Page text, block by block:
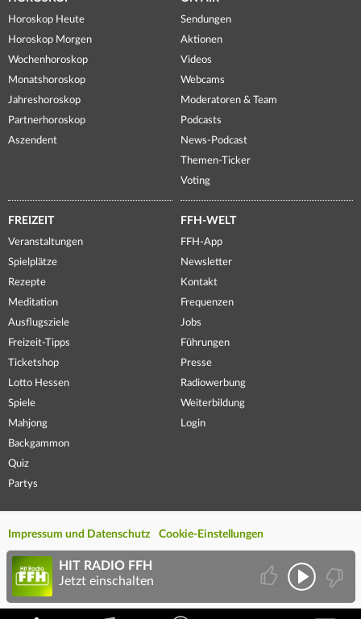
Horoskop Heute
Horoskop Morgen
Wochenhoroskop
Monatshoroskop
Jahreshoroskop
Partnerhoroskop
Aszendent
Sendungen
Aktionen
Videos
Webcams
Moderatoren & Team
Podcasts
News-Podcast
Themen-Ticker
Voting
FREIZEIT
Veranstaltungen
Spielplätze
Rezepte
Meditation
Ausflugsziele
Freizeit-Tipps
Ticketshop
Lotto Hessen
Spiele
Mahjong
Backgammon
Quiz
Partys
FFH-WELT
FFH-App
Newsletter
Kontakt
Frequenzen
Jobs
Führungen
Presse
Radiowerbung
Weiterbildung
Login
Impressum und Datenschutz Cookie-Einstellungen
HIT RADIO FFH
Jetzt einschalten